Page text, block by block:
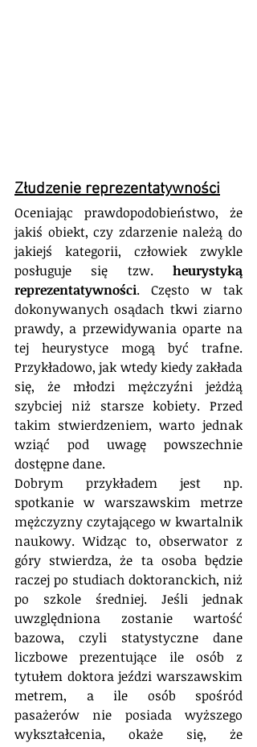
Złudzenie reprezentatywności
Oceniając prawdopodobieństwo, że
jakiś obiekt, czy zdarzenie należą do
jakiejś kategorii, człowiek zwykle
posługuje się tzw. heurystyką
reprezentatywności. Często w tak
dokonywanych osądach tkwi ziarno
prawdy, a przewidywania oparte na
tej heurystyce mogą być trafne.
Przykładowo, jak wtedy kiedy zakłada
się, że młodzi mężczyźni jeżdżą
szybciej niż starsze kobiety. Przed
takim stwierdzeniem, warto jednak
wziąć pod uwagę powszechnie
dostępne dane.
Dobrym przykładem jest np.
spotkanie w warszawskim metrze
mężczyzny czytającego w kwartalnik
naukowy. Widząc to, obserwator z
góry stwierdza, że ta osoba będzie
raczej po studiach doktoranckich, niż
po szkole średniej. Jeśli jednak
uwzględniona zostanie wartość
bazowa, czyli statystyczne dane
liczbowe prezentujące ile osób z
tytułem doktora jeździ warszawskim
metrem, a ile osób spośród
pasażerów nie posiada wyższego
wykształcenia, okaże się, że